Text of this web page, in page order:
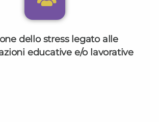
dello stress legato alle
educative e/o lavorative